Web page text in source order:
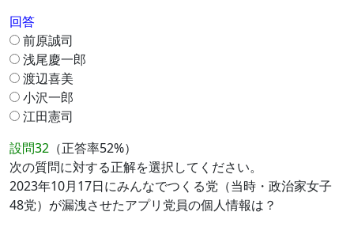
回答
前原誠司
浅尾慶一郎
渡辺喜美
小沢一郎
江田憲司
設問32 （正答率52%）
次の質問に対する正解を選択してください。
2023年10月17日にみんなでつくる党（当時・政治家女子
48党）が漏洩させたアプリ党員の個人情報は？